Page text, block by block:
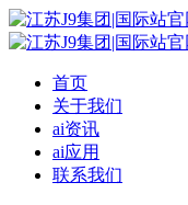
首页
关于我们
ai资讯
ai应用
联系我们